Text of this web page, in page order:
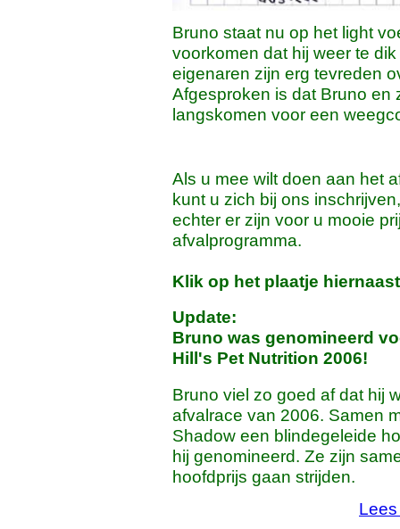
Bruno staat nu op het light
voorkomen dat hij weer te
eigenaren zijn erg tevreden
Afgesproken is dat Bruno en
langskomen voor een
Als u mee wilt doen aan het
kunt u zich bij ons
echter er zijn voor u mooie
afvalprogramma.
Klik op het plaatje
Update:
Bruno was genomineerd
Hill's Pet Nutrition 2006!
Bruno viel zo goed af dat hij
afvalrace van 2006. Samen
Shadow een blindegeleide
hij genomineerd. Ze zijn
hoofdprijs gaan strijden.